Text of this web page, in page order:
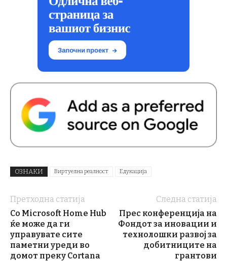
ОЗНАКИ Виртуелна реалност Едукација
Претходна статија
Со Microsoft Home Hub
ќе може да ги
управувате сите
паметни уреди во
домот преку Cortana
Следна статија
Прес конференција на
Фондот за иновации и
технолошки развој за
добитниците на
грантови